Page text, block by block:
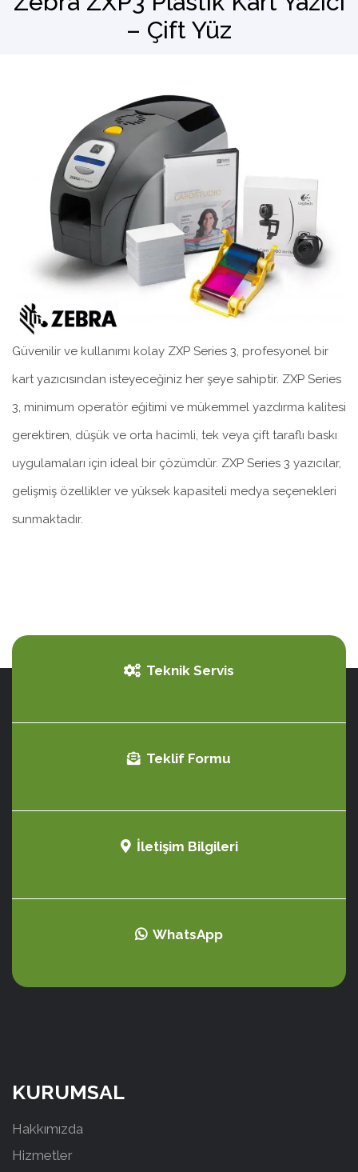
– Çift Yüz
Güvenilir ve kullanımı kolay ZXP Series 3, profesyonel bir
kart yazıcısından isteyeceğiniz her şeye sahiptir. ZXP Series
3, minimum operatör eğitimi ve mükemmel yazdırma kalitesi
gerektiren, düşük ve orta hacimli, tek veya çift taraflı baskı
uygulamaları için ideal bir çözümdür. ZXP Series 3 yazıcılar,
gelişmiş özellikler ve yüksek kapasiteli medya seçenekleri
sunmaktadır.
Teknik Servis
Teklif Formu
İletişim Bilgileri
WhatsApp
KURUMSAL
Hakkımızda
Hizmetler